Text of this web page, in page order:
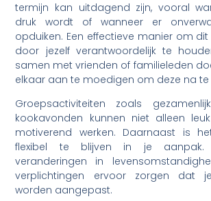
termijn kan uitdagend zijn, vooral
druk wordt of wanneer er
opduiken. Een effectieve manier om
door jezelf verantwoordelijk te
samen met vrienden of familieleden
elkaar aan te moedigen om deze na te
Groepsactiviteiten zoals
kookavonden kunnen niet alleen
motiverend werken. Daarnaast is
flexibel te blijven in je aanpak.
veranderingen in
verplichtingen ervoor zorgen dat
worden aangepast.